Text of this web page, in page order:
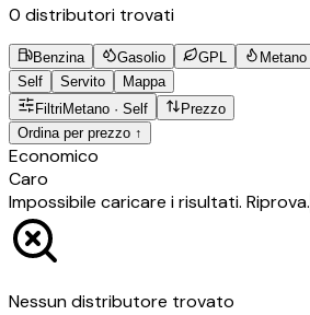
0 distributori trovati
Benzina Gasolio GPL
Metano
Self
Servito
Mappa
Filtri Metano · Self
Prezzo
Ordina per prezzo ↑
Economico
Caro
Impossibile caricare i risultati. Riprova.
Nessun distributore trovato